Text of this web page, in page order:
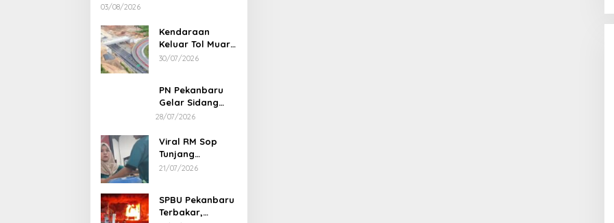
03/08/2026
Kendaraan
Keluar Tol Muara
Fajar Dialihkan
30/07/2026
PN Pekanbaru
Gelar Sidang
Putusan Perkara
Juli 2026
28/07/2026
Viral RM Sop
Tunjang
Pekanbaru
Pemilik Minta
Maaf
21/07/2026
SPBU Pekanbaru
Terbakar,